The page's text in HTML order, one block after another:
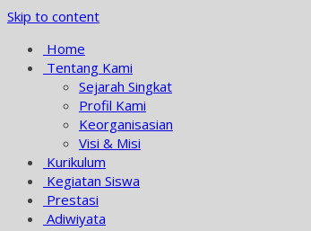
Skip to content
Home
Tentang Kami
Sejarah Singkat
Profil Kami
Keorganisasian
Visi & Misi
Kurikulum
Kegiatan Siswa
Prestasi
Adiwiyata